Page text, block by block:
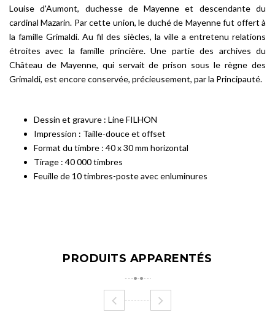
Louise d'Aumont, duchesse de Mayenne et descendante du
cardinal Mazarin. Par cette union, le duché de Mayenne fut offert à
la famille Grimaldi. Au fil des siècles, la ville a entretenu relations
étroites avec la famille princière. Une partie des archives du
Château de Mayenne, qui servait de prison sous le règne des
Grimaldi, est encore conservée, précieusement, par la Principauté.
Dessin et gravure : Line FILHON
Impression : Taille-douce et offset
Format du timbre : 40 x 30 mm horizontal
Tirage : 40 000 timbres
Feuille de 10 timbres-poste avec enluminures
PRODUITS APPARENTÉS